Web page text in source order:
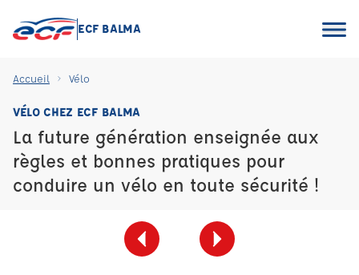
ECF BALMA
Accueil Vélo
VÉLO CHEZ ECF BALMA
La future génération enseignée aux
règles et bonnes pratiques pour
conduire un vélo en toute sécurité !